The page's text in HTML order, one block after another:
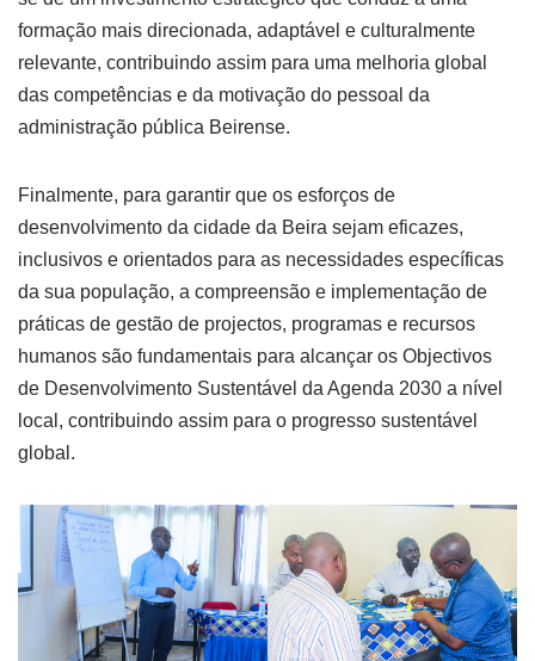
formação mais direcionada, adaptável e culturalmente
relevante, contribuindo assim para uma melhoria global
das competências e da motivação do pessoal da
administração pública Beirense.
Finalmente, para garantir que os esforços de
desenvolvimento da cidade da Beira sejam eficazes,
inclusivos e orientados para as necessidades específicas
da sua população, a compreensão e implementação de
práticas de gestão de projectos, programas e recursos
humanos são fundamentais para alcançar os Objectivos
de Desenvolvimento Sustentável da Agenda 2030 a nível
local, contribuindo assim para o progresso sustentável
global.